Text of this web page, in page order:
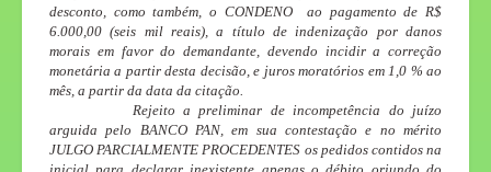
desconto, como também, o CONDENO ao pagamento de R$
6.000,00 (seis mil reais), a título de indenização por danos
morais em favor do demandante, devendo incidir a correção
monetária a partir desta decisão, e juros moratórios em 1,0 % ao
mês, a partir da data da citação.
Rejeito a preliminar de incompetência do juízo
arguida pelo BANCO PAN, em sua contestação e no mérito
JULGO PARCIALMENTE PROCEDENTES os pedidos contidos na